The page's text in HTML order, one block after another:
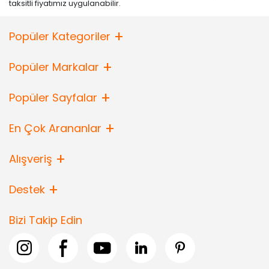
• Not:Bu fiyat perakende satışlar için belirlenmiştir. Toplu alımlar
• " Ürün görsellerinde ışık, ortam ve dijital düzenlemelere bağlı
taksitli fiyatımız uygulanabilir.
Popüler Kategoriler
Popüler Markalar
Popüler Sayfalar
En Çok Arananlar
Alışveriş
Destek
Bizi Takip Edin